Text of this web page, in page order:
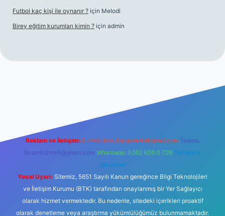
Futbol kaç kişi ile oynanır ? için Melodi
Birey eğitim kurumları kimin ? için admin
Reklam ve İletişim: E-mail: backlinkpaneli@gmail.com Teams:
forumhizmeti@gmail.com Whatsapp: 0262 606 0 726 Telegram:
@karabul
Yasal Uyarı: Sitemiz, 5651 Sayılı Kanun gereğince Bilgi Teknolojileri
ve İletişim Kurumu (BTK) tarafından onaylanmış bir Yer Sağlayıcı
olarak hizmet vermektedir. Bu nedenle, sitedeki içerikleri proaktif
olarak denetleme veya araştırma yükümlülüğümüz bulunmamaktadır.